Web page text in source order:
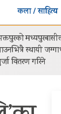
कला / साहित्य
एल्बम ‘जागृति’
आयोजित
लोकार्पण